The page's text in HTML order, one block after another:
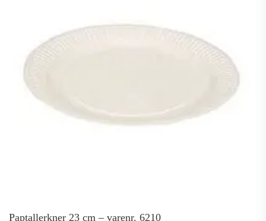
Paptallerkner 23 cm – varenr. 6210